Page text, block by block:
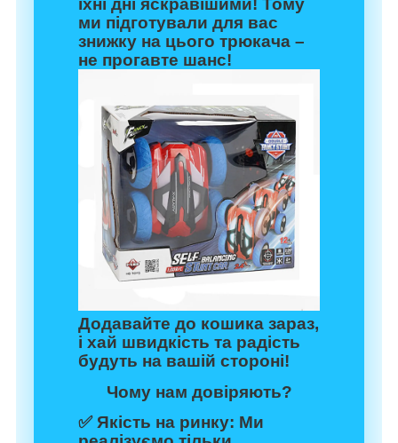
їхні дні яскравішими! Тому
ми підготували для вас
знижку на цього трюкача –
не прогавте шанс!
Додавайте до кошика зараз,
і хай швидкість та радість
будуть на вашій стороні!
Чому нам довіряють?
✅ Якість на ринку: Ми